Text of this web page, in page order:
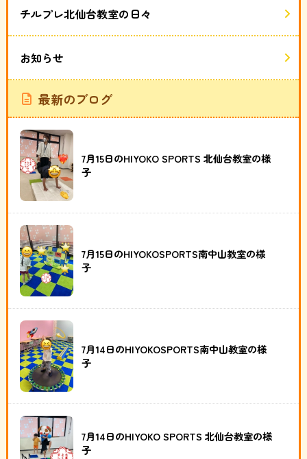
チルプレ北仙台教室の日々
お知らせ
最新のブログ
7月15日のHIYOKO SPORTS 北仙台教室の様
子
7月15日のHIYOKOSPORTS南中山教室の様
子
7月14日のHIYOKOSPORTS南中山教室の様
子
7月14日のHIYOKO SPORTS 北仙台教室の様
子